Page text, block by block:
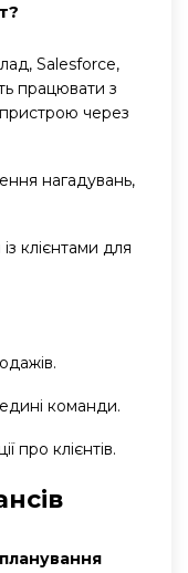
Salesforce,
працювати з
пристрою через
нагадувань,
клієнтами для
команди.
про клієнтів.